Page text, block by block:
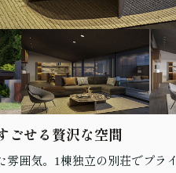
ごせる贅沢な空間
雰囲気。1棟独立の別荘でプラ